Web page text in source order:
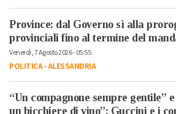
Province: dal Governo sì alla
provinciali fino al termine del
Venerdì, 7 Agosto 2026 - 05:55
POLITICA-ALESSANDRIA
“Un compagnone sempre gentile”
un bicchiere di vino”: Guccini e i